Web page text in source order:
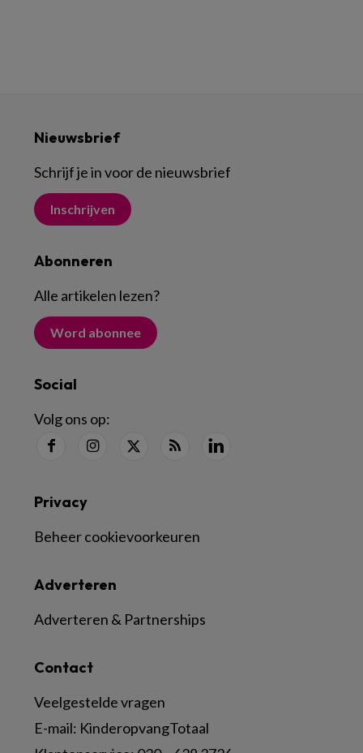
Nieuwsbrief
Schrijf je in voor de nieuwsbrief
Inschrijven
Abonneren
Alle artikelen lezen?
Word abonnee
Social
Volg ons op:
Contact
Veelgestelde vragen
E-mail: KinderopvangTotaal
Adverteren
Adverteren & Partnerships
Privacy
Beheer cookievoorkeuren